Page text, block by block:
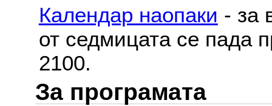
Календар наопаки - за
от седмицата се пада
2100.
За програмата